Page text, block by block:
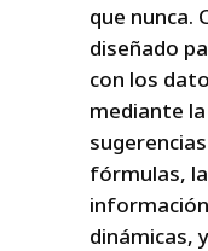
que nunca.
diseñado
con los
mediante
fórmulas,
dinámicas,